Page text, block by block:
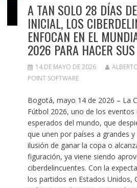
A TAN SOLO 28 DÍAS
INICIAL, LOS
ENFOCAN EN EL
2026 PARA HACER SUS
14 DE MAYO DE 2026
POINT SOFTWARE
Bogotá, mayo 14 de 2026 – La
Fútbol 2026, uno de los
esperados del mundo, que
que unen por países a grandes
ilusión de ganar la copa o
figuración, ya viene siendo
ciberdelincuentes. Con la
los partidos en Estados Unidos,